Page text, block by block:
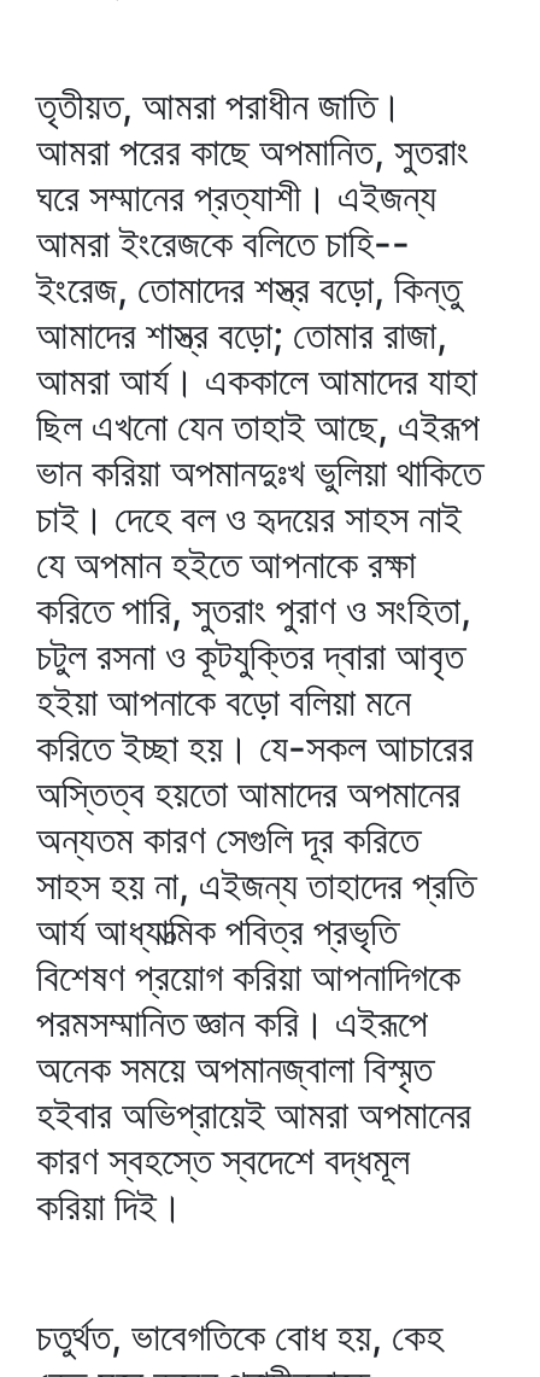
তৃতীয়ত, আমরা পরাধীন জাতি।
আমরা পরের কাছে অপমানিত, সুতরাং
ঘরে সম্মানের প্রত্যাশী। এইজন্য
আমরা ইংরেজকে বলিতে চাহি--
ইংরেজ, তোমাদের শস্ত্র বড়ো, কিন্তু
আমাদের শাস্ত্র বড়ো; তোমার রাজা,
আমরা আর্য। এককালে আমাদের যাহা
ছিল এখনো যেন তাহাই আছে, এইরূপ
ভান করিয়া অপমানদুঃখ ভুলিয়া থাকিতে
চাই। দেহে বল ও হৃদয়ের সাহস নাই
যে অপমান হইতে আপনাকে রক্ষা
করিতে পারি, সুতরাং পুরাণ ও সংহিতা,
চটুল রসনা ও কূটযুক্তির দ্বারা আবৃত
হইয়া আপনাকে বড়ো বলিয়া মনে
করিতে ইচ্ছা হয়। যে-সকল আচারের
অস্তিত্ব হয়তো আমাদের অপমানের
অন্যতম কারণ সেগুলি দূর করিতে
সাহস হয় না, এইজন্য তাহাদের প্রতি
আর্য আধ্যাত্মিক পবিত্র প্রভৃতি
বিশেষণ প্রয়োগ করিয়া আপনাদিগকে
পরমসম্মানিত জ্ঞান করি। এইরূপে
অনেক সময়ে অপমানজ্বালা বিস্মৃত
হইবার অভিপ্রায়েই আমরা অপমানের
কারণ স্বহস্তে স্বদেশে বদ্ধমূল
করিয়া দিই।
চতুর্থত, ভাবেগতিকে বোধ হয়, কেহ